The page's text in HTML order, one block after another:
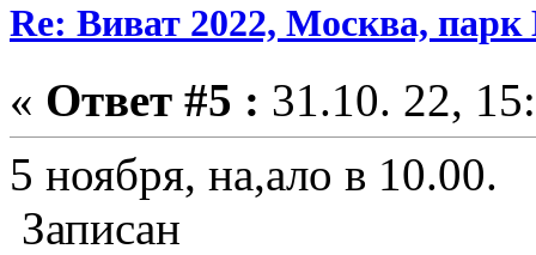
Re: Виват 2022, Москва, парк
« Ответ #5 : 31.10. 22,
5 ноября, на,ало в 10.00.
Записан